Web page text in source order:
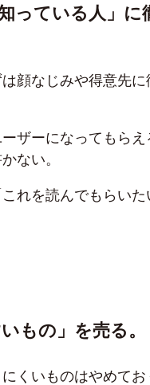
っている人」に
顔なじみや得意先に
ザーになってもらえ
ない。
れを読んでもらいた
もの」を売る。
くいものはやめてお